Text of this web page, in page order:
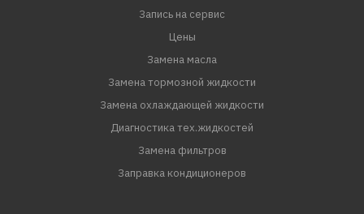
Запись на сервис
Цены
Замена масла
Замена тормозной жидкости
Замена охлаждающей жидкости
Диагностика тех.жидкостей
Замена фильтров
Заправка кондиционеров